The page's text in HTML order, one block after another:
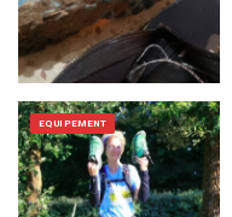
EQUIPEMENT